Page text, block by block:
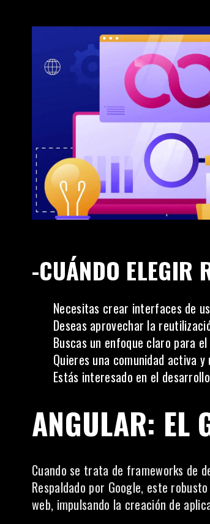
-CUÁNDO ELEGIR
Necesitas crear interfaces de
Deseas aprovechar la
Buscas un enfoque claro para
Quieres una comunidad activa
Estás interesado en el
ANGULAR: EL
Cuando se trata de frameworks de
Respaldado por Google, este
web, impulsando la creación de